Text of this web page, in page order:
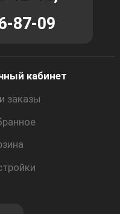
87-09
кабинет
заказы